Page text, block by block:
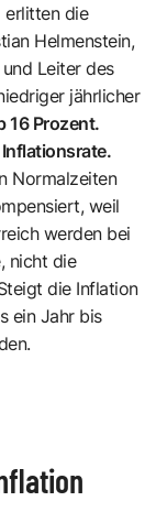
erlitten die
Helmenstein,
Leiter des
jährlicher
16 Prozent.
Normalzeiten
weil
werden bei
nicht die
die Inflation
ein Jahr bis